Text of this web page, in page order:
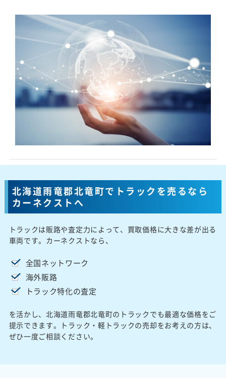
北海道雨竜郡北竜町でトラックを売るなら
カーネクストへ
トラックは販路や査定力によって、買取価格に大きな差が出る
車両です。カーネクストなら、
全国ネットワーク
海外販路
トラック特化の査定
を活かし、北海道雨竜郡北竜町のトラックでも最適な価格をご
提示できます。トラック・軽トラックの売却をお考えの方は、
ぜひ一度ご相談ください。